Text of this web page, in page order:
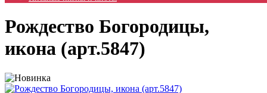
Рождество Богородицы,
икона (арт.5847)